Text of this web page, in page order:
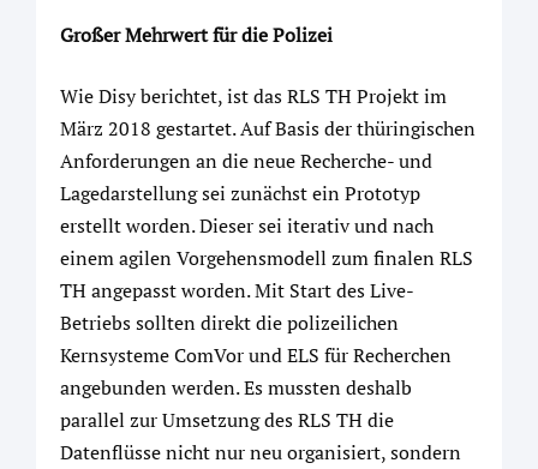
Großer Mehrwert für die Polizei
Wie Disy berichtet, ist das RLS TH Projekt im
März 2018 gestartet. Auf Basis der thüringischen
Anforderungen an die neue Recherche- und
Lagedarstellung sei zunächst ein Prototyp
erstellt worden. Dieser sei iterativ und nach
einem agilen Vorgehensmodell zum finalen RLS
TH angepasst worden. Mit Start des Live-
Betriebs sollten direkt die polizeilichen
Kernsysteme ComVor und ELS für Recherchen
angebunden werden. Es mussten deshalb
parallel zur Umsetzung des RLS TH die
Datenflüsse nicht nur neu organisiert, sondern